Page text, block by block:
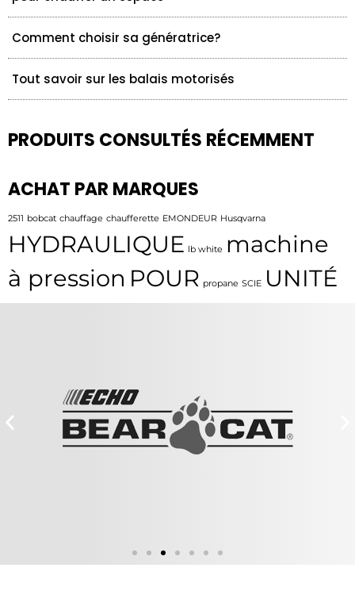
Comment choisir sa génératrice?
Tout savoir sur les balais motorisés
PRODUITS CONSULTÉS RÉCEMMENT
ACHAT PAR MARQUES
2511 bobcat chauffage chaufferette EMONDEUR Husqvarna
HYDRAULIQUE lb white machine
à pression POUR propane SCIE UNITÉ